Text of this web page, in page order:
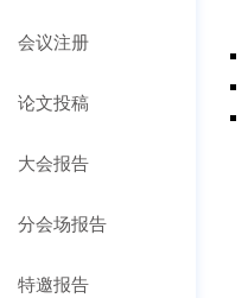
会议注册
论文投稿
大会报告
分会场报告
特邀报告